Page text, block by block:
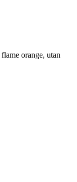
orange, utan